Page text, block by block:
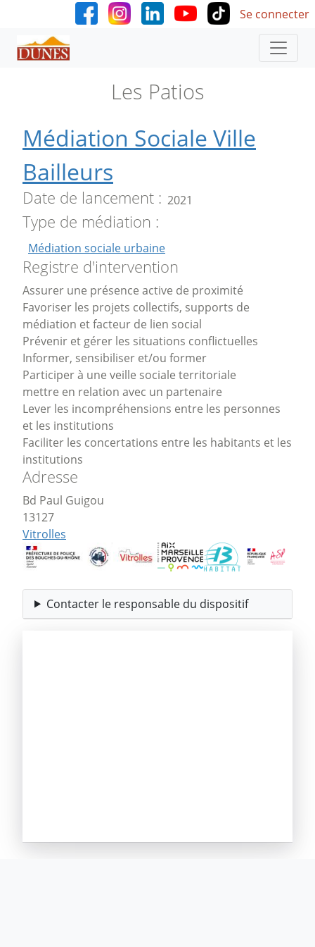
Aller au contenu principal User
Se connecter
Les Patios
Médiation Sociale Ville
Bailleurs
Date de lancement 2021
Type de médiation
Médiation sociale urbaine
Registre d'intervention
Assurer une présence active de proximité
Favoriser les projets collectifs, supports de
médiation et facteur de lien social
Prévenir et gérer les situations conflictuelles
Informer, sensibiliser et/ou former
Participer à une veille sociale territoriale
mettre en relation avec un partenaire
Lever les incompréhensions entre les personnes
et les institutions
Faciliter les concertations entre les habitants et les
institutions
Adresse
Bd Paul Guigou
13127
Vitrolles
Contacter le responsable du dispositif